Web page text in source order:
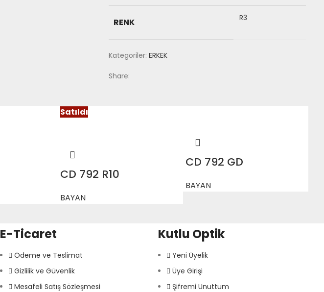
RENK R3
Kategoriler: ERKEK
Share:
Satıldı
CD 792 R10
BAYAN
CD 792 GD
BAYAN
E-Ticaret
Ödeme ve Teslimat
Gizlilik ve Güvenlik
Mesafeli Satış Sözleşmesi
Kutlu Optik
Yeni Üyelik
Üye Girişi
Şifremi Unuttum